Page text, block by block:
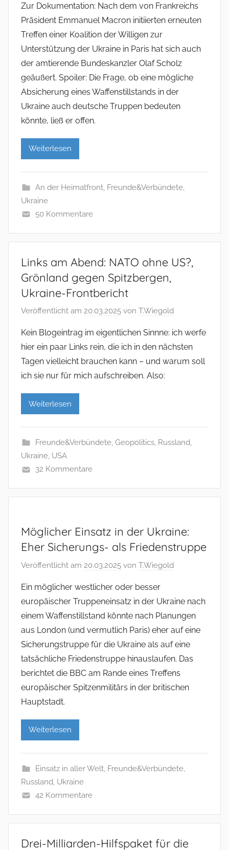
Zur Dokumentation: Nach dem von Frankreichs
Präsident Emmanuel Macron initiierten erneuten
Treffen einer Koalition der Willigen zur
Unterstützung der Ukraine in Paris hat sich auch
der amtierende Bundeskanzler Olaf Scholz
geäußert. Spoiler: Die Frage, ob eine mögliche
Absicherung eines Waffenstillstands in der
Ukraine auch deutsche Truppen bedeuten
könnte, ließ er offen.
Weiterlesen
An der Heimatfront, Freunde&Verbündete,
Ukraine
50 Kommentare
Links am Abend: NATO ohne US?,
Grönland gegen Spitzbergen,
Ukraine-Frontbericht
Veröffentlicht am 20.03.2025 von T.Wiegold
Kein Blogeintrag im eigentlichen Sinnne: ich werfe
hier ein paar Links rein, die ich in den nächsten
Tagen vielleicht brauchen kann – und warum soll
ich sie nur für mich aufschreiben. Also:
Weiterlesen
Freunde&Verbündete, Geopolitics, Russland,
Ukraine, USA
32 Kommentare
Möglicher Einsatz in der Ukraine:
Eher Sicherungs- als Friedenstruppe
Veröffentlicht am 20.03.2025 von T.Wiegold
Ein möglicher westlicher oder besser
europäischer Truppeneinsatz in der Ukraine nach
einem Waffenstillstand könnte nach Planungen
aus London (und vermutlich Paris) eher auf eine
Sicherungstruppe für die Ukraine als auf eine
tatsächliche Friedenstruppe hinauslaufen. Das
berichtet die BBC am Rande eines Treffens
europäischer Spitzenmilitärs in der britischen
Hauptstadt.
Weiterlesen
Einsatz in aller Welt, Freunde&Verbündete,
Russland Ukraine
42 Kommentare
Drei-Milliarden-Hilfspaket für die